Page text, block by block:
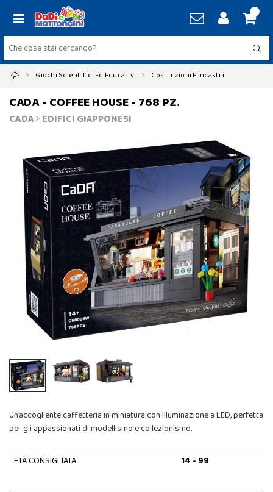
Giochi Scientifici Ed Educativi Costruzioni E Incastri
CADA - COFFEE HOUSE - 768 PZ.
CADA>EDIFICI GIAPPONESI
Un’accogliente caffetteria in miniatura con illuminazione a LED, perfetta
per gli appassionati di modellismo e collezionismo.
ETÀ CONSIGLIATA 14 - 99